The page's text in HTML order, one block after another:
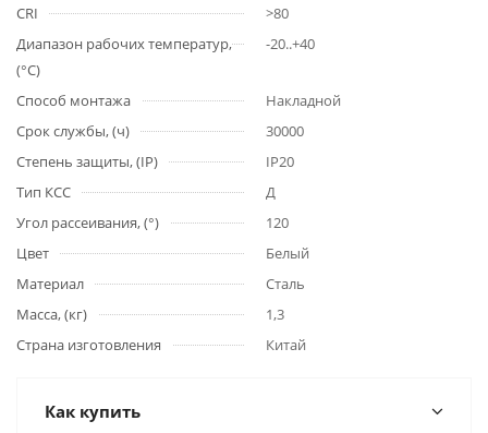
CRI
>80
Диапазон рабочих температур,
(°С)
-20..+40
Способ монтажа
Накладной
Срок службы, (ч)
30000
Степень защиты, (IP)
IP20
Тип КСС
Д
Угол рассеивания, (°)
120
Цвет
Белый
Материал
Сталь
Масса, (кг)
1,3
Страна изготовления
Китай
Как купить